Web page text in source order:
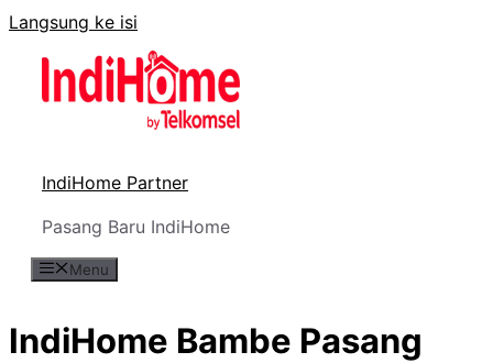
Langsung ke isi
IndiHome Partner
Pasang Baru IndiHome
Menu
IndiHome Bambe Pasang